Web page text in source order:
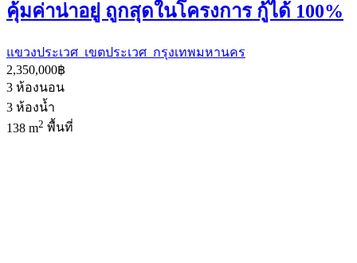
คุ้มค่าน่าอยู่ ถูกสุดในโครงการ กู้ได้ 100%
แขวงประเวศ เขตประเวศ กรุงเทพมหานคร
2,350,000฿
3 ห้องนอน
3 ห้องน้ำ
138 m2 พื้นที่